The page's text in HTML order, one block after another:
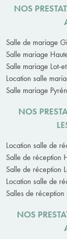
NOS
Salle de mariage
Salle mariage
Salle mariage Lot-
Location salle
Salle mariage
NOS
Location salle de
Salle de réception
Salle de réception
Location salle de
Salles de
NOS